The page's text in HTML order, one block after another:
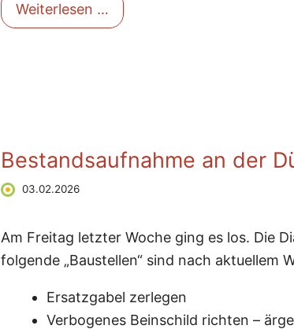
Weiterlesen …
Bestandsaufnahme an der
03.02.2026
Am Freitag letzter Woche ging es los. Die
folgende „Baustellen“ sind nach aktuellem
Ersatzgabel zerlegen
Verbogenes Beinschild richten –